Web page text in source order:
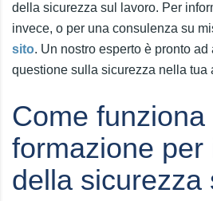
della sicurezza sul lavoro. Per
invece, o per una consulenza su
sito. Un nostro esperto è pronto ad
questione sulla sicurezza nella tua
Come funziona
formazione per
della sicurezza